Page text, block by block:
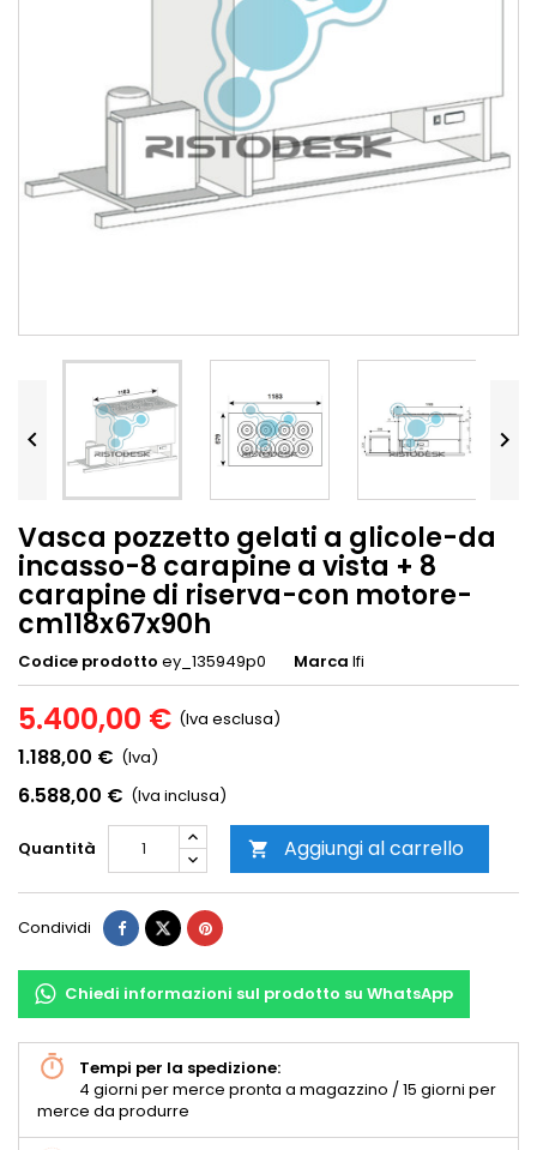
 
Vasca pozzetto gelati a glicole-da
incasso-8 carapine a vista + 8
carapine di riserva-con motore-
cm118x67x90h
Codice prodotto ey_135949p0 Marca Ifi
5.400,00 € (Iva esclusa)
1.188,00 € (Iva)
6.588,00 € (Iva inclusa)
Quantità  Aggiungi al carrello
Condividi
Chiedi informazioni sul prodotto su WhatsApp
Tempi per la spedizione:
4 giorni per merce pronta a magazzino / 15 giorni per
merce da produrre